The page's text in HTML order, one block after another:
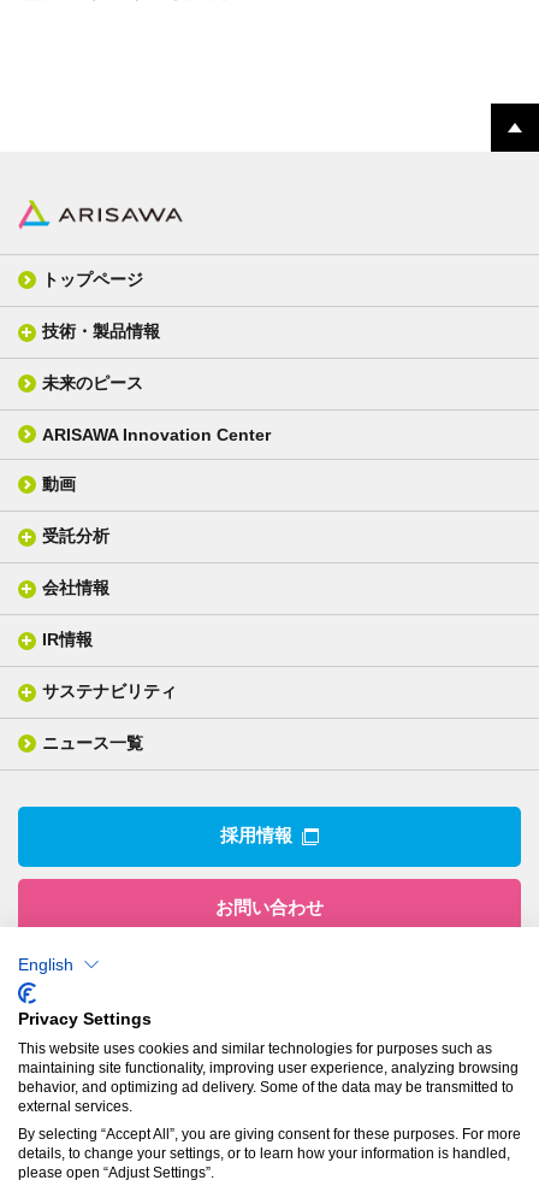
トップページ
技術・製品情報
FPC材料
カバーレイフィルム
銅張り積層板
層間接着シート
3D材料
電気絶縁・産業構造材料
織物製品
一般塗工製品
産業用構造材料
塗る
技術用語集
技術・製品情報トップ
未来のピース
ARISAWA Innovation Center
動画
受託分析
分析メニュー(事例)
分析ニュース
会社情報
会社概要
事業所
関係企業
IR情報
IR情報トップ
IRニュース
サステナビリティ
サステナビリティ・マネジメント
社会との関わり
ニュース一覧
採用情報
お問い合わせ
株式会社有沢製作所
本社
〒943-8610
新潟県上越市南本町1丁目5番5号
TEL：025-524-5121／FAX：025-524-1117
プライバシーポリシー
English
Privacy Settings
This website uses cookies and similar technologies for purposes such as
maintaining site functionality, improving user experience, analyzing browsing
behavior, and optimizing ad delivery. Some of the data may be transmitted to
external services.
By selecting “Accept All”, you are giving consent for these purposes. For more
details, to change your settings, or to learn how your information is handled,
please open “Adjust Settings”.